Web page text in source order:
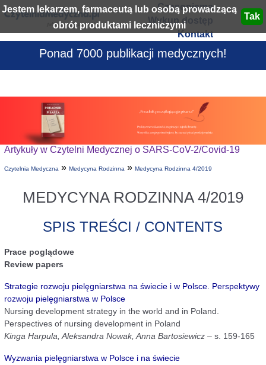
Jestem lekarzem, farmaceutą lub osobą prowadzącą
obrót produktami leczniczymi
Czasopisma
Wykup dostęp
Kontakt
Ponad 7000 publikacji medycznych!
Artykuły w Czytelni Medycznej o SARS-CoV-2/Covid-19
Czytelnia Medyczna» Medycyna Rodzinna» Medycyna Rodzinna 4/2019
MEDYCYNA RODZINNA 4/2019
SPIS TREŚCI / CONTENTS
Prace poglądowe
Review papers
Strategie rozwoju pielęgniarstwa na świecie i w Polsce. Perspektywy
rozwoju pielęgniarstwa w Polsce
Nursing development strategy in the world and in Poland.
Perspectives of nursing development in Poland
Kinga Harpula, Aleksandra Nowak, Anna Bartosiewicz– s. 159-165
Wyzwania pielęgniarstwa w Polsce i na świecie